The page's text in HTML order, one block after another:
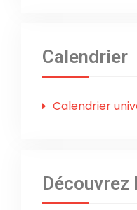
Calendrier
Calendrier
Découvrez